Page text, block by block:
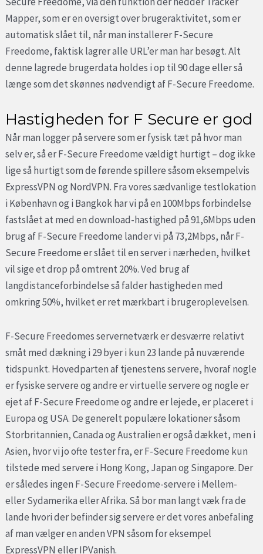
Mapper, som er en oversigt over brugeraktivitet, som er
automatisk slået til, når man installerer F-Secure
Freedome, faktisk lagrer alle URL’er man har besøgt. Alt
denne lagrede brugerdata holdes i op til 90 dage eller så
længe som det skønnes nødvendigt af F-Secure Freedome.
Hastigheden for F Secure er god
Når man logger på servere som er fysisk tæt på hvor man
selv er, så er F-Secure Freedome vældigt hurtigt – dog ikke
lige så hurtigt som de førende spillere såsom eksempelvis
ExpressVPN og NordVPN. Fra vores sædvanlige testlokation
i København og i Bangkok har vi på en 100Mbps forbindelse
fastslået at med en download-hastighed på 91,6Mbps uden
brug af F-Secure Freedome lander vi på 73,2Mbps, når F-
Secure Freedome er slået til en server i nærheden, hvilket
vil sige et drop på omtrent 20%. Ved brug af
langdistanceforbindelse så falder hastigheden med
omkring 50%, hvilket er ret mærkbart i brugeroplevelsen.
F-Secure Freedomes servernetværk er desværre relativt
småt med dækning i 29 byer i kun 23 lande på nuværende
tidspunkt. Hovedparten af tjenestens servere, hvoraf nogle
er fysiske servere og andre er virtuelle servere og nogle er
ejet af F-Secure Freedome og andre er lejede, er placeret i
Europa og USA. De generelt populære lokationer såsom
Storbritannien, Canada og Australien er også dækket, men i
Asien, hvor vi jo ofte tester fra, er F-Secure Freedome kun
tilstede med servere i Hong Kong, Japan og Singapore. Der
er således ingen F-Secure Freedome-servere i Mellem-
eller Sydamerika eller Afrika. Så bor man langt væk fra de
lande hvori der befinder sig servere er det vores anbefaling
af man vælger en anden VPN såsom for eksempel
ExpressVPN eller IPVanish.